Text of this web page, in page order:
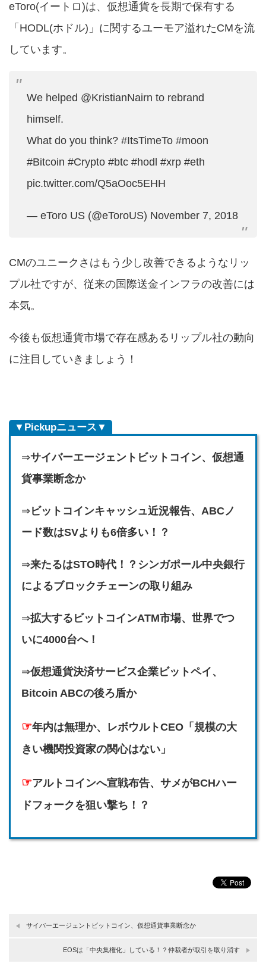
eToro(イートロ)は、仮想通貨を長期で保有する
「HODL(ホドル)」に関するユーモア溢れたCMを流
しています。
We helped @KristianNairn to rebrand
himself.
What do you think? #ItsTimeTo #moon
#Bitcoin #Crypto #btc #hodl #xrp #eth
pic.twitter.com/Q5aOoc5EHH
— eToro US (@eToroUS) November 7, 2018
CMのユニークさはもう少し改善できるようなリッ
プル社ですが、従来の国際送金インフラの改善には
本気。
今後も仮想通貨市場で存在感あるリップル社の動向
に注目していきましょう！
▼Pickupニュース▼
⇒サイバーエージェントビットコイン、仮想通
貨事業断念か
⇒ビットコインキャッシュ近況報告、ABCノ
ード数はSVよりも6倍多い！？
⇒来たるはSTO時代！？シンガポール中央銀行
によるブロックチェーンの取り組み
⇒拡大するビットコインATM市場、世界でつ
いに4000台へ！
⇒仮想通貨決済サービス企業ビットペイ、
Bitcoin ABCの後ろ盾か
☞年内は無理か、レボウルトCEO「規模の大
きい機関投資家の関心はない」
☞アルトコインへ宣戦布告、サメがBCHハー
ドフォークを狙い撃ち！？
サイバーエージェントビットコイン、仮想通貨事業断念か
EOSは「中央集権化」している！？仲裁者が取引を取り消す